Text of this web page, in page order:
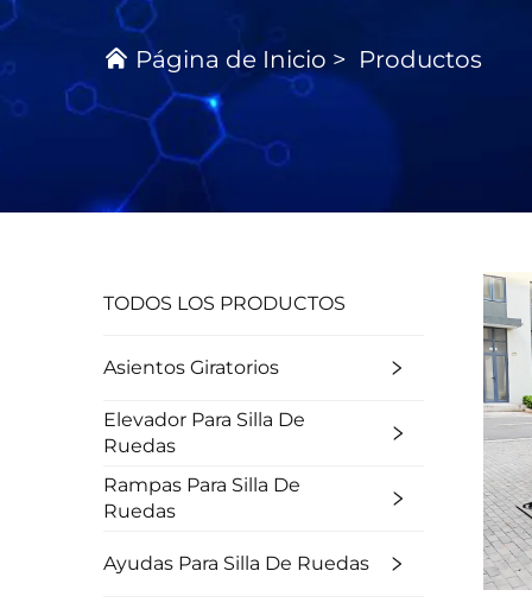
Página de Inicio > Productos
TODOS LOS PRODUCTOS
Asientos Giratorios
Elevador Para Silla De
Ruedas
Rampas Para Silla De
Ruedas
Ayudas Para Silla De Ruedas